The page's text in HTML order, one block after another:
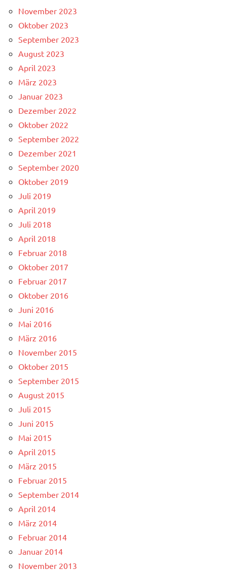
November 2023
Oktober 2023
September 2023
August 2023
April 2023
März 2023
Januar 2023
Dezember 2022
Oktober 2022
September 2022
Dezember 2021
September 2020
Oktober 2019
Juli 2019
April 2019
Juli 2018
April 2018
Februar 2018
Oktober 2017
Februar 2017
Oktober 2016
Juni 2016
Mai 2016
März 2016
November 2015
Oktober 2015
September 2015
August 2015
Juli 2015
Juni 2015
Mai 2015
April 2015
März 2015
Februar 2015
September 2014
April 2014
März 2014
Februar 2014
Januar 2014
November 2013